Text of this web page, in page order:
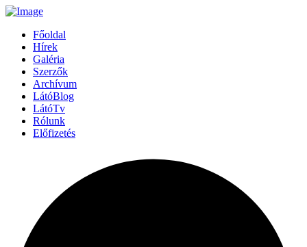
Főoldal
Hírek
Galéria
Szerzők
Archívum
LátóBlog
LátóTv
Rólunk
Előfizetés